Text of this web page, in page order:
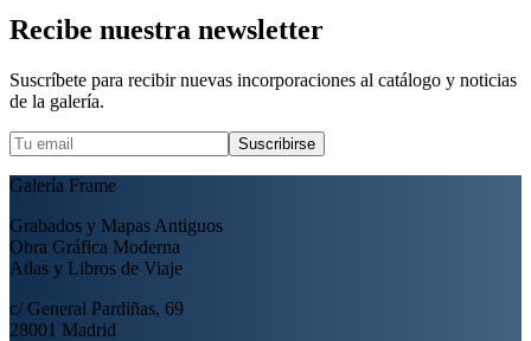
Recibe nuestra newsletter
Suscríbete para recibir nuevas incorporaciones al catálogo y noticias
de la galería.
Suscribirse
Galería Frame
Grabados y Mapas Antiguos
Obra Gráfica Moderna
Atlas y Libros de Viaje
c/ General Pardiñas, 69
28001 Madrid